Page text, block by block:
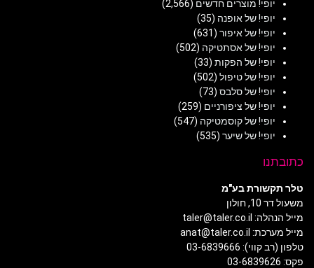
יופי! מוצרים חדשים (2,566)
יופי! של אופנה (35)
יופי! של איפור (631)
יופי! של אסתטיקה (502)
יופי! של הפקות (33)
יופי! של טיפול (502)
יופי! של סלבס (73)
יופי! של ציפורניים (259)
יופי! של קוסמטיקה (547)
יופי! של שיער (535)
כתובתנו
טלר תקשורת בע"מ
משעול דר 10, חולון
מייל הנהלה: taler@taler.co.il
מייל מערכת: anat@taler.co.il
טלפון (רב קווי): 03-6839666
פקס: 03-6839626